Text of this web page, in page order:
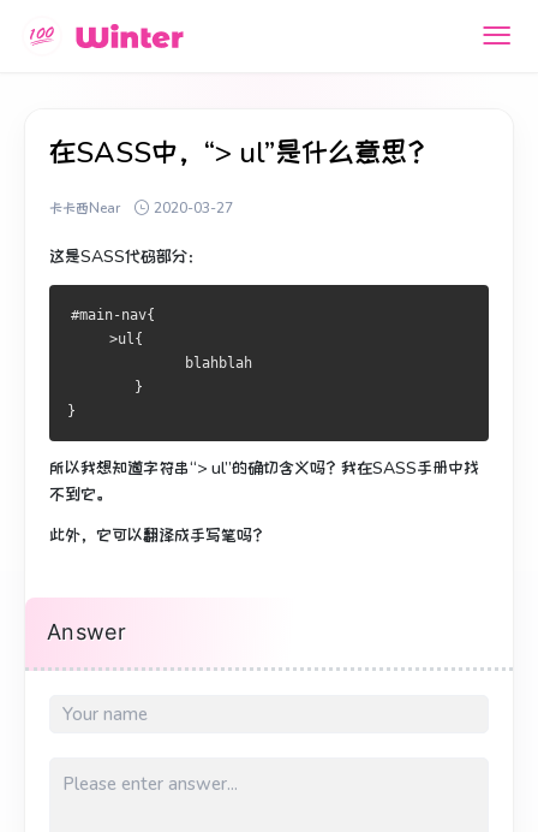
在SASS中，“> ul”是什么意思？
卡卡西Near 2020-03-27
这是SASS代码部分：
#main-nav{
     >ul{
              blahblah
        }
}
所以我想知道字符串“> ul”的确切含义吗？ 我在SASS手册中找
不到它。
此外，它可以翻译成手写笔吗？
Answer